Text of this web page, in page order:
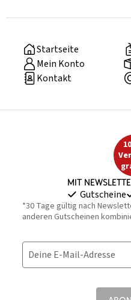
Startseite
Mein Konto
Kontakt
Mit
Gutscheine
*30 Tage gültig nach
anderen Gutscheinen
Deine E-Mail-Adresse